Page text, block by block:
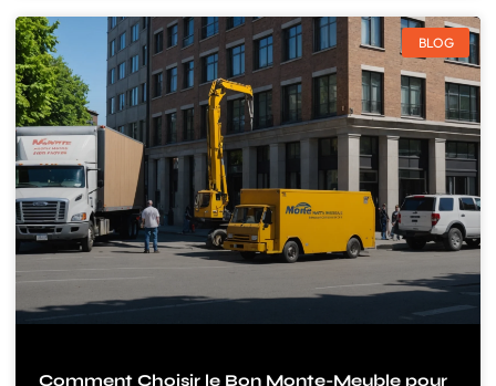
BLOG
Comment Choisir le Bon Monte-Meuble pour